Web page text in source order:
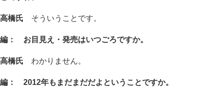
高橋氏 そういうことです。
編： お目見え・発売はいつごろですか。
高橋氏 わかりません。
編： 2012年もまだまだだよということですか。